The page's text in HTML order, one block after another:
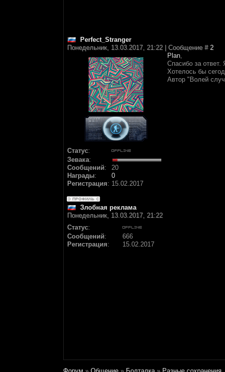
Perfect_Stranger
Понедельник, 13.03.2017, 21:22 | Сообщение # 2
Статус:
Зевака:
Сообщений:
20
Награды:
0
Регистрация: 15.02.2017
Plan,
Спасибо за ответ.
Хотелось бы
Автор "Волей
Злобная реклама
Понедельник, 13.03.2017, 21:22
Статус:
Сообщений:
666
Регистрация: 15.02.2017